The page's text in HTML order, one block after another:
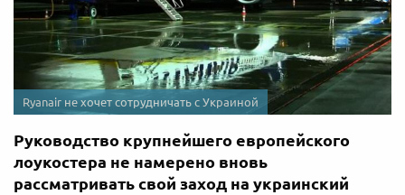
Ryanair не хочет сотрудничать с Украиной
Руководство крупнейшего европейского
лоукостера не намерено вновь
рассматривать свой заход на украинский